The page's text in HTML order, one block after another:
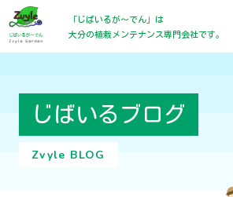
「じばいるが〜でん」は
大分の植栽メンテナンス専門会社です。
じばいるブログ
Zvyle BLOG